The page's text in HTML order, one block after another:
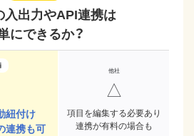
入出力やAPI連携は
にできるか？
紐付け
連携も可
△
項目を編集する必要あり
連携が有料の場合も